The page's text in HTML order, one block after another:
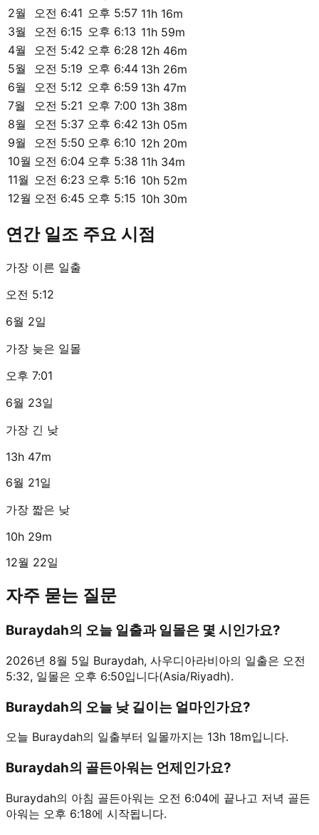
2월
오전 6:41 오후 5:57 11h 16m
3월
오전 6:15 오후 6:13 11h 59m
4월
오전 5:42 오후 6:28 12h 46m
5월
오전 5:19 오후 6:44 13h 26m
6월
오전 5:12 오후 6:59 13h 47m
7월
오전 5:21 오후 7:00 13h 38m
8월
오전 5:37 오후 6:42 13h 05m
9월
오전 5:50 오후 6:10 12h 20m
10월 오전 6:04 오후 5:38 11h 34m
11월 오전 6:23 오후 5:16 10h 52m
12월 오전 6:45 오후 5:15 10h 30m
연간 일조 주요 시점
가장 이른 일출
오전 5:12
6월 2일
가장 늦은 일몰
오후 7:01
6월 23일
가장 긴 낮
13h 47m
6월 21일
가장 짧은 낮
10h 29m
12월 22일
자주 묻는 질문
Buraydah의 오늘 일출과 일몰은 몇 시인가요?
2026년 8월 5일 Buraydah, 사우디아라비아의 일출은 오전
5:32, 일몰은 오후 6:50입니다(Asia/Riyadh).
Buraydah의 오늘 낮 길이는 얼마인가요?
오늘 Buraydah의 일출부터 일몰까지는 13h 18m입니다.
Buraydah의 골든아워는 언제인가요?
Buraydah의 아침 골든아워는 오전 6:04에 끝나고 저녁 골든
아워는 오후 6:18에 시작됩니다.